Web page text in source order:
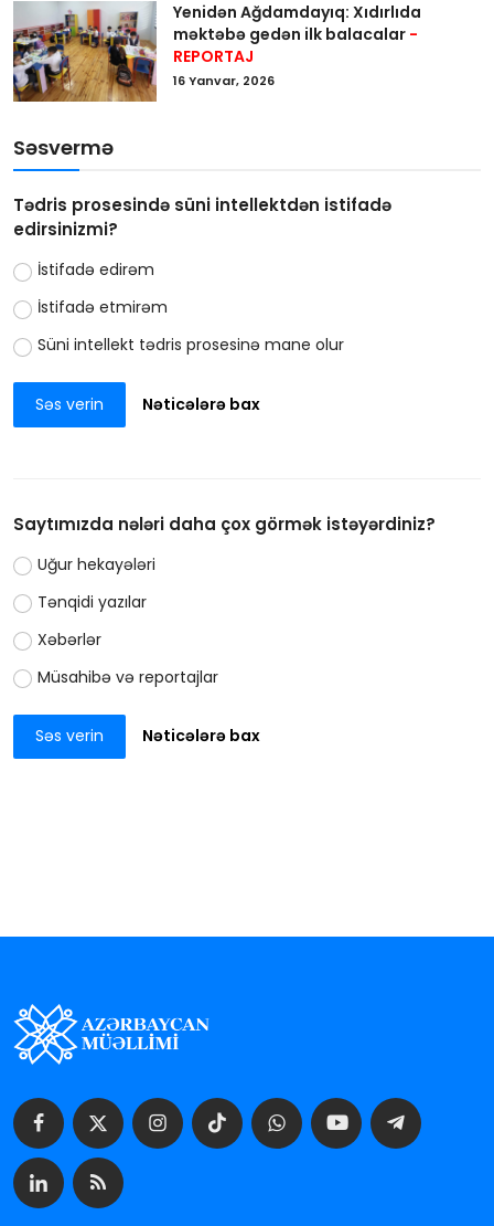
Yenidən Ağdamdayıq: Xıdırlıda
məktəbə gedən ilk balacalar -
REPORTAJ
16 Yanvar, 2026
Səsvermə
Tədris prosesində süni intellektdən istifadə
edirsinizmi?
İstifadə edirəm
İstifadə etmirəm
Süni intellekt tədris prosesinə mane olur
Səs verin Nəticələrə bax
Saytımızda nələri daha çox görmək istəyərdiniz?
Uğur hekayələri
Tənqidi yazılar
Xəbərlər
Müsahibə və reportajlar
Səs verin Nəticələrə bax